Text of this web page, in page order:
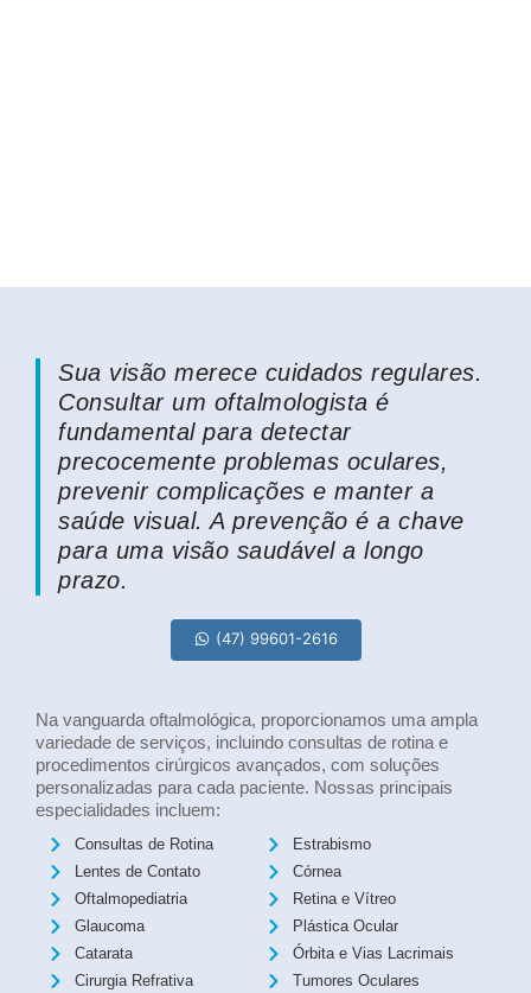
Sua visão merece cuidados regulares.
Consultar um oftalmologista é
fundamental para detectar
precocemente problemas oculares,
prevenir complicações e manter a
saúde visual. A prevenção é a chave
para uma visão saudável a longo
prazo.
(47) 99601-2616
Na vanguarda oftalmológica, proporcionamos uma ampla
variedade de serviços, incluindo consultas de rotina e
procedimentos cirúrgicos avançados, com soluções
personalizadas para cada paciente. Nossas principais
especialidades incluem:
Consultas de Rotina
Lentes de Contato
Oftalmopediatria
Glaucoma
Catarata
Cirurgia Refrativa
Estrabismo
Córnea
Retina e Vítreo
Plástica Ocular
Órbita e Vias Lacrimais
Tumores Oculares